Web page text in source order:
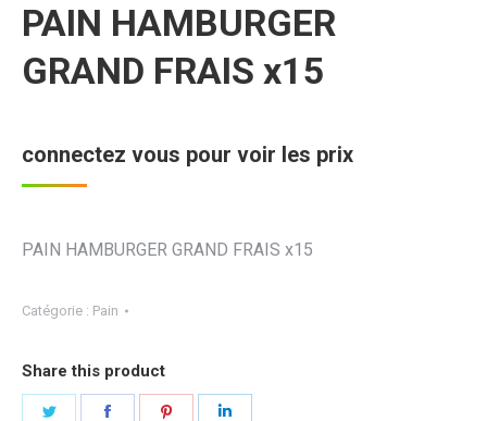
PAIN HAMBURGER
GRAND FRAIS x15
connectez vous pour voir les prix
PAIN HAMBURGER GRAND FRAIS x15
Catégorie : Pain
Share this product
Partager
Partager Partager